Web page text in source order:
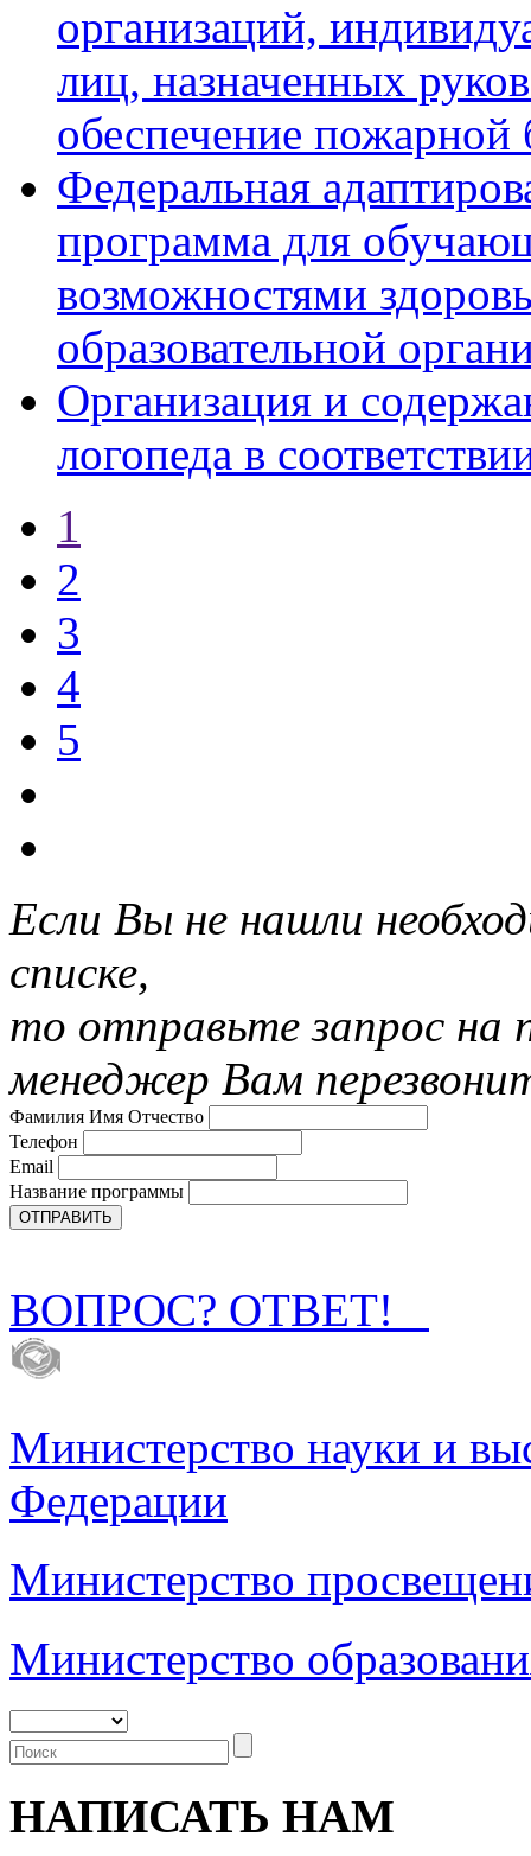
организаций,
лиц, назначенных
обеспечение пожарной
Федеральная
программа для
возможностями
образовательной
Организация и
логопеда в
1
2
3
4
5
Если Вы не нашли
списке,
то отправьте запрос на
менеджер Вам
Фамилия Имя Отчество
Телефон
Email
Название программы
ВОПРОС? ОТВЕТ!
Министерство науки и
Федерации
Министерство
Министерство
НАПИСАТЬ НАМ